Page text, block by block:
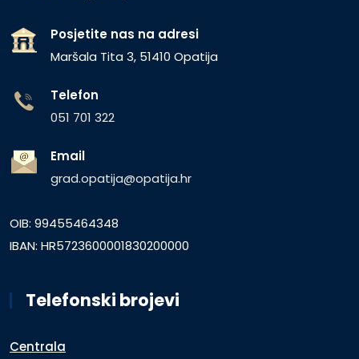
Posjetite nas na adresi
Maršala Tita 3, 51410 Opatija
Telefon
051 701 322
Email
grad.opatija@opatija.hr
OIB: 99455464348
IBAN: HR5723600001830200000
Telefonski brojevi
Centrala